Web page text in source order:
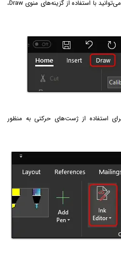
باشد، می‌توانید با استفاده از گزینه‌های منوی Draw،
استفاده از ژست‌های حرکتی به منظور